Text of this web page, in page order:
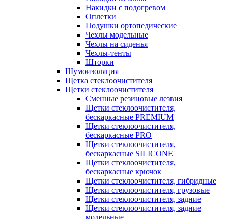
Накидки с подогревом
Оплетки
Подушки ортопедические
Чехлы модельные
Чехлы на сиденья
Чехлы-тенты
Шторки
Шумоизоляция
Щетка стеклоочистителя
Щетки стеклоочистителя
Сменные резиновые лезвия
Щетки стеклоочистителя,
бескаркасные PREMIUM
Щетки стеклоочистителя,
бескаркасные PRO
Щетки стеклоочистителя,
бескаркасные SILICONE
Щетки стеклоочистителя,
бескаркасные крючок
Щетки стеклоочистителя, гибридные
Щетки стеклоочистителя, грузовые
Щетки стеклоочистителя, задние
Щетки стеклоочистителя, задние
модельные